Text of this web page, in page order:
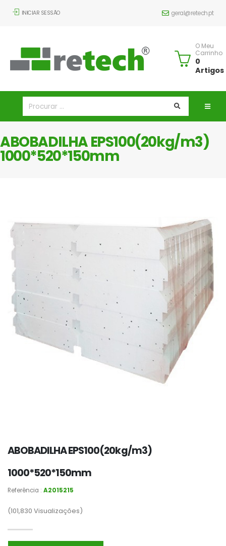
INICIAR SESSÃO geral@retech.pt
O Meu
Carrinho
0
Artigos
ABOBADILHA EPS100(20kg/m3)
1000*520*150mm
ABOBADILHA EPS100(20kg/m3)
1000*520*150mm
Referência : A2015215
(101,830 Visualizações)